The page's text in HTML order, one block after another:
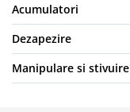
Acumulatori
Dezapezire
Manipulare si stivuire